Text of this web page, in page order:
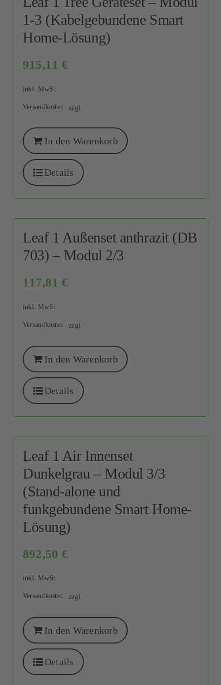
1-3 (Kabelgebundene Smart
Home-Lösung)
915,11 €
inkl. MwSt.
zzgl.
Versandkosten
In den Warenkorb
Details
Leaf 1 Außenset anthrazit (DB
703) – Modul 2/3
117,81 €
inkl. MwSt.
zzgl.
Versandkosten
In den Warenkorb
Details
Leaf 1 Air Innenset
Dunkelgrau – Modul 3/3
(Stand-alone und
funkgebundene Smart Home-
Lösung)
892,50 €
inkl. MwSt.
zzgl.
Versandkosten
In den Warenkorb
Details